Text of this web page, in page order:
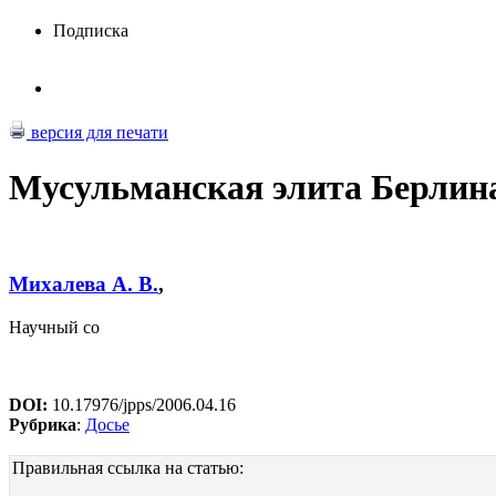
Подписка
версия для печати
Мусульманская элита
Михалева А. В.,
Научный со
DOI: 10.17976/jpps/2006.04.16
Рубрика: Досье
Правильная ссылка на статью: